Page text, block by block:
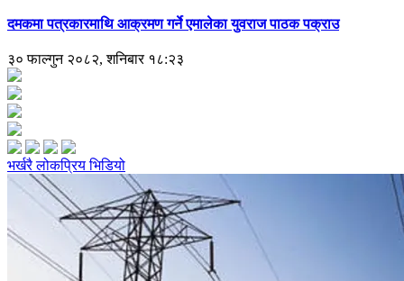
दमकमा पत्रकारमाथि आक्रमण गर्ने एमालेका युवराज पाठक पक्राउ
३० फाल्गुन २०८२, शनिबार १८:२३
भर्खरैलोकप्रियभिडियो